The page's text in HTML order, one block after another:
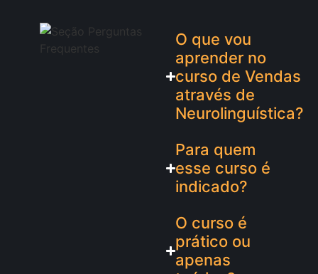
O que vou
aprender no
curso de Vendas
através de
Neurolinguística?
Para quem
esse curso é
indicado?
O curso é
prático ou
apenas